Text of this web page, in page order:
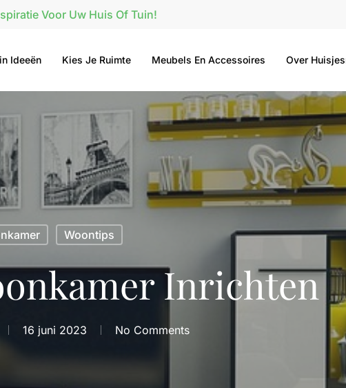
Voor Uw Huis Of Tuin!
Ideeën Kies Je Ruimte Meubels En Accessoires Over
Woontips
Inrichten
16 juni 2023 No Comments